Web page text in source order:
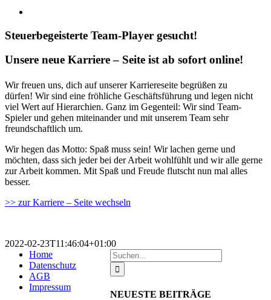
Bild
Steuerbegeisterte Team-Player gesucht!
Unsere neue Karriere – Seite ist ab sofort online!
Wir freuen uns, dich auf unserer Karriereseite begrüßen zu
dürfen! Wir sind eine fröhliche Geschäftsführung und legen nicht
viel Wert auf Hierarchien. Ganz im Gegenteil: Wir sind Team-
Spieler und gehen miteinander und mit unserem Team sehr
freundschaftlich um.
Wir hegen das Motto: Spaß muss sein! Wir lachen gerne und
möchten, dass sich jeder bei der Arbeit wohlfühlt und wir alle gerne
zur Arbeit kommen. Mit Spaß und Freude flutscht nun mal alles
besser.
>> zur Karriere – Seite wechseln
2022-02-23T11:46:04+01:00
Suche
nach:
NEUESTE BEITRÄGE
Home
Datenschutz
AGB
Impressum